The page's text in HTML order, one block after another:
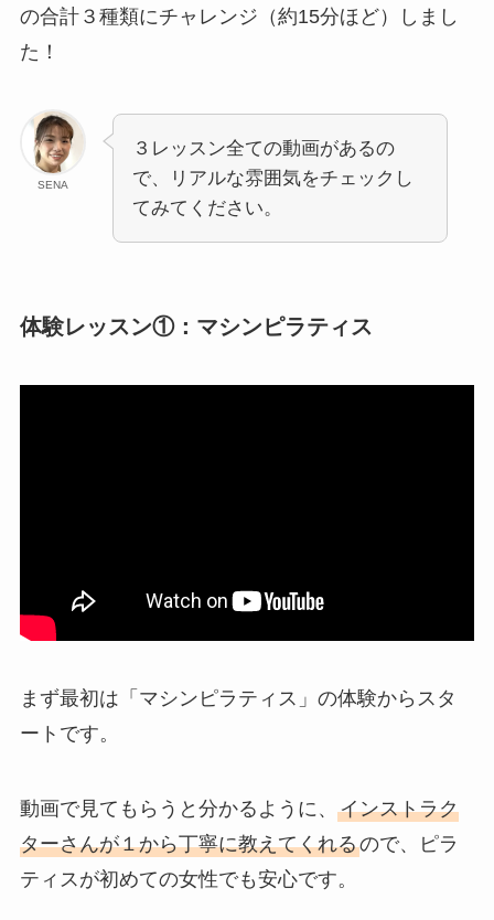
の合計３種類にチャレンジ（約15分ほど）しまし
た！
SENA
３レッスン全ての動画があるの
で、リアルな雰囲気をチェックし
てみてください。
体験レッスン①：マシンピラティス
まず最初は「マシンピラティス」の体験からスタ
ートです。
動画で見てもらうと分かるように、 インストラク
ターさんが１から丁寧に教えてくれるので、ピラ
ティスが初めての女性でも安心です。